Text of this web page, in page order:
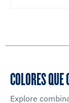
COLORES
Explore